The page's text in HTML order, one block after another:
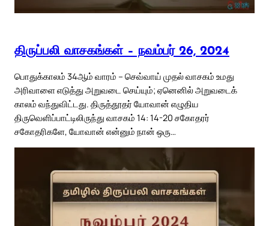
திருப்பலி வாசகங்கள் – நவம்பர் 26, 2024
பொதுக்காலம் 34ஆம் வாரம் – செவ்வாய் முதல் வாசகம் உமது
அரிவாளை எடுத்து அறுவடை செய்யும்; ஏனெனில் அறுவடைக்
காலம் வந்துவிட்டது. திருத்தூதர் யோவான் எழுதிய
திருவெளிப்பாட்டிலிருந்து வாசகம் 14: 14-20 சகோதரர்
சகோதரிகளே, யோவான் என்னும் நான் ஒரு…